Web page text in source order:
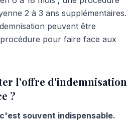
2 à 3 ans supplémentaires.
peuvent être
pour faire face aux
l'offre d'indemnisation
?
souvent indispensable.